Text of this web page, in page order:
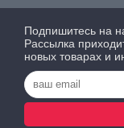
Подпишитесь на
Рассылка
новых товарах и